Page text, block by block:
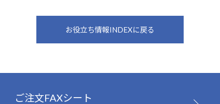
お役立ち情報INDEXに戻る
ご注文FAXシート